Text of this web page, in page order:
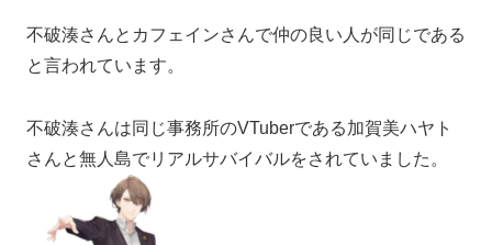
不破湊さんとカフェインさんで仲の良い人が同じである
と言われています。
不破湊さんは同じ事務所のVTuberである加賀美ハヤト
さんと無人島でリアルサバイバルをされていました。